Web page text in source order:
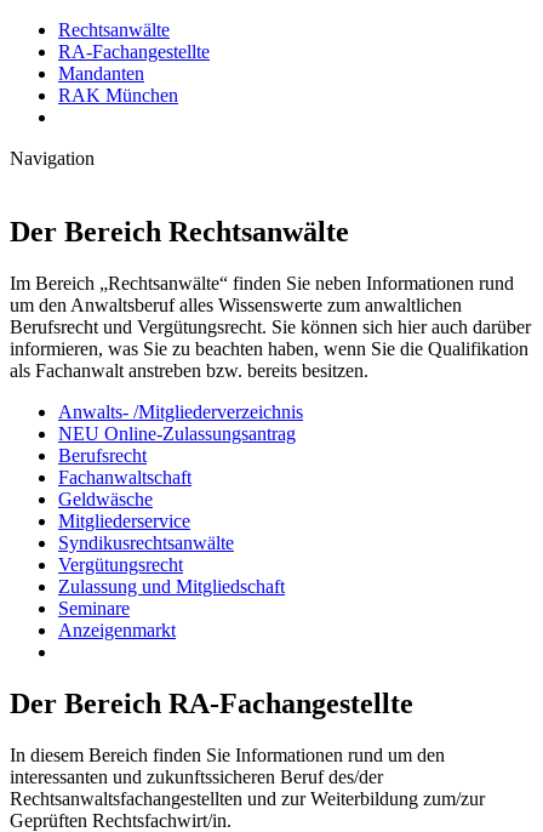
Rechtsanwälte
RA-Fachangestellte
Mandanten
RAK München
Navigation
Der Bereich Rechtsanwälte
Im Bereich „Rechtsanwälte“ finden Sie neben Informationen rund
um den Anwaltsberuf alles Wissenswerte zum anwaltlichen
Berufsrecht und Vergütungsrecht. Sie können sich hier auch darüber
informieren, was Sie zu beachten haben, wenn Sie die Qualifikation
als Fachanwalt anstreben bzw. bereits besitzen.
Anwalts- /Mitgliederverzeichnis
NEU Online-Zulassungsantrag
Berufsrecht
Fachanwaltschaft
Geldwäsche
Mitgliederservice
Syndikusrechtsanwälte
Vergütungsrecht
Zulassung und Mitgliedschaft
Seminare
Anzeigenmarkt
Der Bereich RA-Fachangestellte
In diesem Bereich finden Sie Informationen rund um den
interessanten und zukunftssicheren Beruf des/der
Rechtsanwaltsfachangestellten und zur Weiterbildung zum/zur
Geprüften Rechtsfachwirt/in.